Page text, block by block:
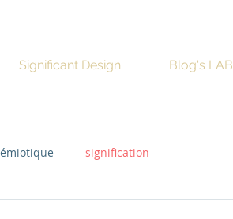
Significant Design Blog's LAB
signification